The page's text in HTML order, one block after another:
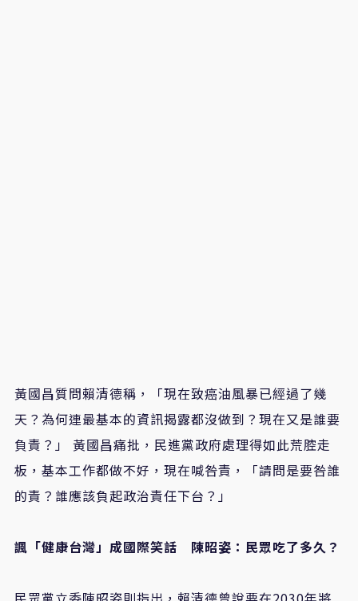
黃國昌質問賴清德稱，「現在致癌油風暴已經過了幾
天？為何連最基本的資訊揭露都沒做到？現在又是誰要
負責？」 黃國昌痛批，民進黨政府處理得如此荒腔走
板，基本工作都做不好，現在喊咎責，「請問是要咎誰
的責？誰應該負起政治責任下台？」
諷「健康台灣」成國際笑話 陳昭姿：民眾吃了多久？